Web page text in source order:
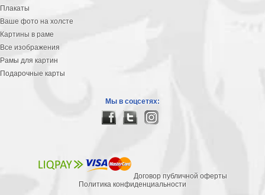
Плакаты
Ваше фото на холсте
Картины в раме
Все изображения
Рамы для картин
Подарочные карты
Мы в соцсетях:
Договор публичной оферты
Политика конфиденциальности